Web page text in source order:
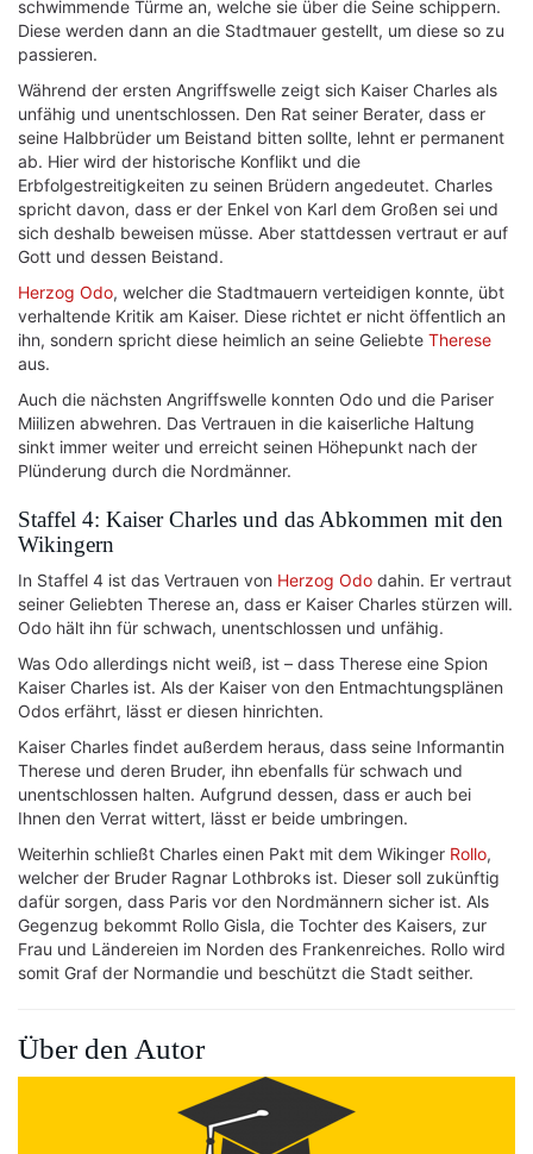
schwimmende Türme an, welche sie über die Seine schippern.
Diese werden dann an die Stadtmauer gestellt, um diese so zu
passieren.
Während der ersten Angriffswelle zeigt sich Kaiser Charles als
unfähig und unentschlossen. Den Rat seiner Berater, dass er
seine Halbbrüder um Beistand bitten sollte, lehnt er permanent
ab. Hier wird der historische Konflikt und die
Erbfolgestreitigkeiten zu seinen Brüdern angedeutet. Charles
spricht davon, dass er der Enkel von Karl dem Großen sei und
sich deshalb beweisen müsse. Aber stattdessen vertraut er auf
Gott und dessen Beistand.
Herzog Odo, welcher die Stadtmauern verteidigen konnte, übt
verhaltende Kritik am Kaiser. Diese richtet er nicht öffentlich an
ihn, sondern spricht diese heimlich an seine Geliebte Therese
aus.
Auch die nächsten Angriffswelle konnten Odo und die Pariser
Miilizen abwehren. Das Vertrauen in die kaiserliche Haltung
sinkt immer weiter und erreicht seinen Höhepunkt nach der
Plünderung durch die Nordmänner.
Staffel 4: Kaiser Charles und das Abkommen mit den
Wikingern
In Staffel 4 ist das Vertrauen von Herzog Odo dahin. Er vertraut
seiner Geliebten Therese an, dass er Kaiser Charles stürzen will.
Odo hält ihn für schwach, unentschlossen und unfähig.
Was Odo allerdings nicht weiß, ist – dass Therese eine Spion
Kaiser Charles ist. Als der Kaiser von den Entmachtungsplänen
Odos erfährt, lässt er diesen hinrichten.
Kaiser Charles findet außerdem heraus, dass seine Informantin
Therese und deren Bruder, ihn ebenfalls für schwach und
unentschlossen halten. Aufgrund dessen, dass er auch bei
Ihnen den Verrat wittert, lässt er beide umbringen.
Weiterhin schließt Charles einen Pakt mit dem Wikinger Rollo,
welcher der Bruder Ragnar Lothbroks ist. Dieser soll zukünftig
dafür sorgen, dass Paris vor den Nordmännern sicher ist. Als
Gegenzug bekommt Rollo Gisla, die Tochter des Kaisers, zur
Frau und Ländereien im Norden des Frankenreiches. Rollo wird
somit Graf der Normandie und beschützt die Stadt seither.
Über den Autor